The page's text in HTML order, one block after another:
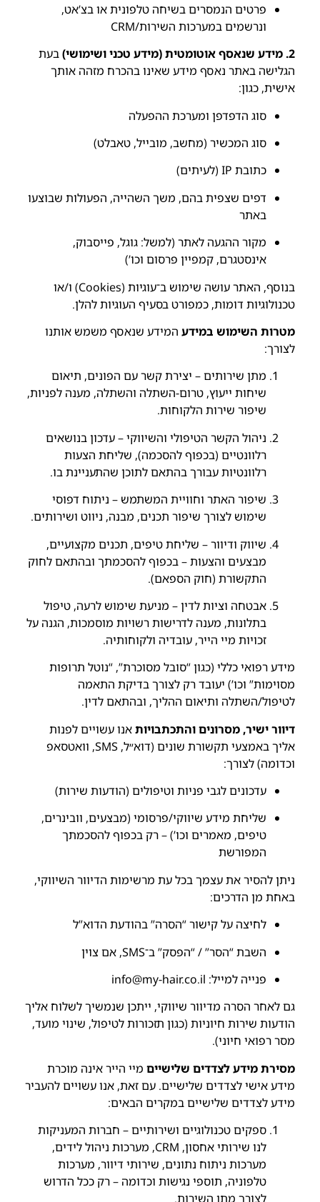
פרטים הנמסרים בשיחה טלפונית או בצ’אט,
ונרשמים במערכות השירות/CRM
2. מידע שנאסף אוטומטית (מידע טכני ושימושי)
בעת
הגלישה באתר נאסף מידע שאינו בהכרח מזהה אותך
אישית, כגון:
סוג הדפדפן ומערכת ההפעלה
סוג המכשיר (מחשב, מובייל, טאבלט)
כתובת IP (לעיתים)
דפים שצפית בהם, משך השהייה, הפעולות שבוצעו
באתר
מקור ההגעה לאתר (למשל: גוגל, פייסבוק,
אינסטגרם, קמפיין פרסום וכו’)
בנוסף, האתר עושה שימוש ב־עוגיות (Cookies) ו/או
טכנולוגיות דומות, כמפורט בסעיף העוגיות להלן.
מטרות השימוש במידע המידע שנאסף משמש אותנו
לצורך:
מתן שירותים – יצירת קשר עם הפונים, תיאום
שיחות ייעוץ, טרום-השתלה והשתלה, מענה לפניות,
שיפור שירות הלקוחות.
ניהול הקשר הטיפולי והשיווקי – עדכון בנושאים
רלוונטיים (בכפוף להסכמה), שליחת הצעות
רלוונטיות עבורך בהתאם לתוכן שהתעניינת בו.
שיפור האתר וחוויית המשתמש – ניתוח דפוסי
שימוש לצורך שיפור תכנים, מבנה, ניווט ושירותים.
שיווק ודיוור – שליחת טיפים, תכנים מקצועיים,
מבצעים והצעות – בכפוף להסכמתך ובהתאם לחוק
התקשורת (חוק הספאם).
אבטחה וציות לדין – מניעת שימוש לרעה, טיפול
בתלונות, מענה לדרישות רשויות מוסמכות, הגנה על
זכויות מיי הייר, עובדיה ולקוחותיה.
מידע רפואי כללי (כגון “סובל מסוכרת”, “נוטל תרופות
מסוימות” וכו’) יעובד רק לצורך בדיקת התאמה
לטיפול/השתלה ותיאום ההליך, ובהתאם לדין.
דיוור ישיר, מסרונים והתכתבויותאנו עשויים לפנות
אליך באמצעי תקשורת שונים (דוא״ל, SMS, וואטסאפ
וכדומה) לצורך:
עדכונים לגבי פניות וטיפולים (הודעות שירות)
שליחת מידע שיווקי/פרסומי (מבצעים, וובינרים,
טיפים, מאמרים וכו’) – רק בכפוף להסכמתך
המפורשת
ניתן להסיר את עצמך בכל עת מרשימות הדיוור השיווקי,
באחת מן הדרכים:
לחיצה על קישור “הסרה” בהודעת הדוא”ל
השבת “הסר” / “הפסק” ב־SMS, אם צוין
פנייה למייל: info@my-hair.co.il
גם לאחר הסרה מדיוור שיווקי, ייתכן שנמשיך לשלוח אליך
הודעות שירות חיוניות (כגון תזכורות לטיפול, שינוי מועד,
מסר רפואי חיוני).
מסירת מידע לצדדים שלישיים מיי הייר אינה מוכרת
מידע אישי לצדדים שלישיים. עם זאת, אנו עשויים להעביר
מידע לצדדים שלישיים במקרים הבאים:
ספקים טכנולוגיים ושירותיים – חברות המעניקות
לנו שירותי אחסון, CRM, מערכות ניהול לידים,
מערכות ניתוח נתונים, שירותי דיוור, מערכות
טלפוניה, תוספי נגישות וכדומה – רק ככל הדרוש
לצורך מתן השירות.